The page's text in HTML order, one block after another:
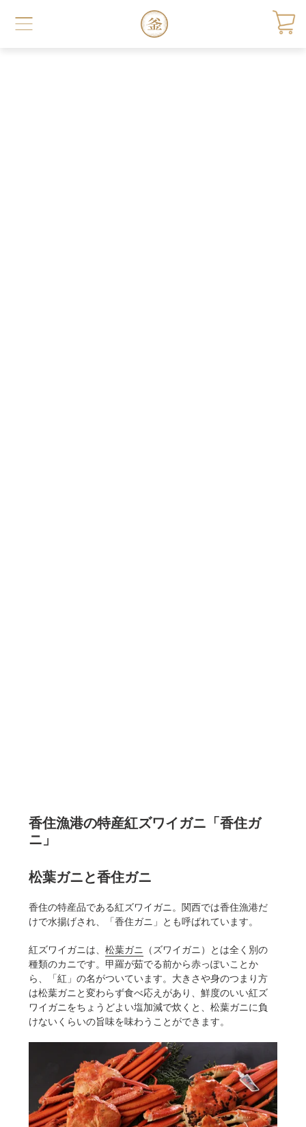
香住漁港の特産紅ズワイガニ「香住ガ
ニ」
松葉ガニと香住ガニ
香住の特産品である紅ズワイガニ。関西では香住漁港だ
けで水揚げされ、「香住ガニ」とも呼ばれています。
紅ズワイガニは、松葉ガニ
（ズワイガニ）とは全く別の
種類のカニです。甲羅が茹でる前から赤っぽいことか
ら、「紅」の名がついています。大きさや身のつまり方
は松葉ガニと変わらず食べ応えがあり、鮮度のいい紅ズ
ワイガニをちょうどよい塩加減で炊くと、松葉ガニに負
けないくらいの旨味を味わうことができます。